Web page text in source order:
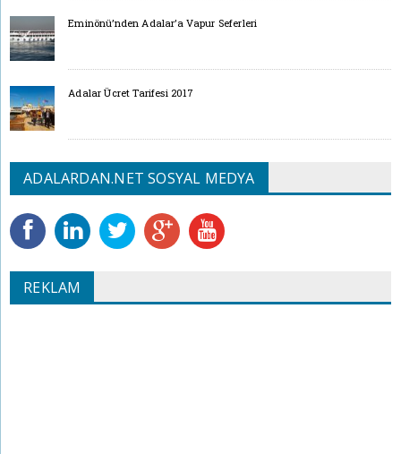
Eminönü’nden Adalar’a Vapur Seferleri
Adalar Ücret Tarifesi 2017
ADALARDAN.NET SOSYAL MEDYA
REKLAM